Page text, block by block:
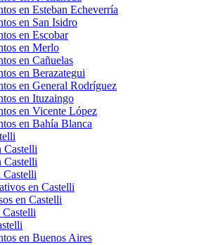
en Esteban Echeverría
en San Isidro
en Escobar
en Merlo
en Cañuelas
en Berazategui
en General Rodríguez
en Ituzaingo
en Vicente López
en Bahía Blanca
Castelli
Castelli
Castelli
en Castelli
en Castelli
Castelli
en Buenos Aires